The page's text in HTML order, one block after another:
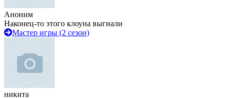
Аноним
Наконец-то этого клоуна выгнали
Мастер игры (2 сезон)
никита